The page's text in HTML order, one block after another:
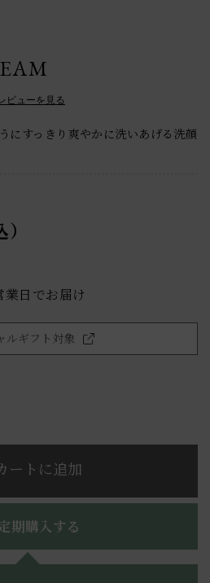
ビューを見る
にすっきり爽やかに洗いあげる洗顔
業日でお届け
ルギフト対象
ートに追加
期購入する